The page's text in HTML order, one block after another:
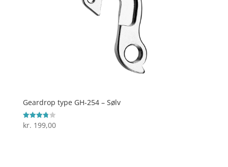
Geardrop type GH-254 – Sølv
Vurderet
3.8
kr. 199,00